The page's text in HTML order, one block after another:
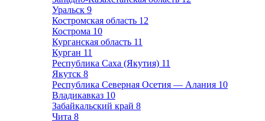
Уральск 9
Костромская область 12
Кострома 10
Курганская область 11
Курган 11
Республика Саха (Якутия) 11
Якутск 8
Республика Северная Осетия — Алания 10
Владикавказ 10
Забайкальский край 8
Чита 8